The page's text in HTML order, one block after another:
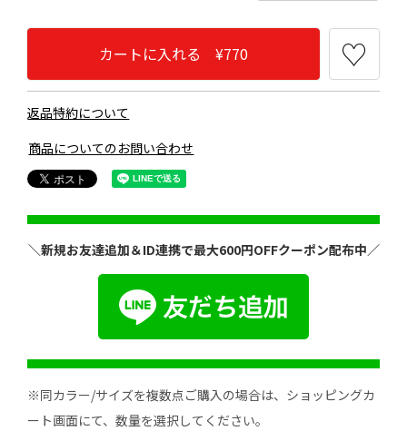
カートに入れる ¥770
返品特約について
商品についてのお問い合わせ
＼新規お友達追加＆ID連携で最大600円OFFクーポン配布中／
※同カラー/サイズを複数点ご購入の場合は、ショッピングカ
ート画面にて、数量を選択してください。